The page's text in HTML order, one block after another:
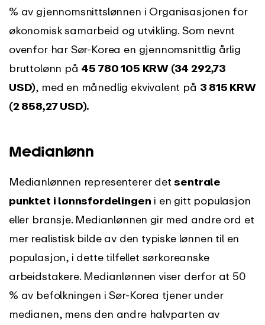
% av gjennomsnittslønnen i Organisasjonen for
økonomisk samarbeid og utvikling. Som nevnt
ovenfor har Sør-Korea en gjennomsnittlig årlig
bruttolønn på 45 780 105 KRW (34 292,73
USD), med en månedlig ekvivalent på 3 815 KRW
(2 858,27 USD).
Medianlønn
Medianlønnen representerer detsentrale
punktet i lønnsfordelingen i en gitt populasjon
eller bransje. Medianlønnen gir med andre ord et
mer realistisk bilde av den typiske lønnen til en
populasjon, i dette tilfellet sørkoreanske
arbeidstakere. Medianlønnen viser derfor at 50
% av befolkningen i Sør-Korea tjener under
medianen, mens den andre halvparten av